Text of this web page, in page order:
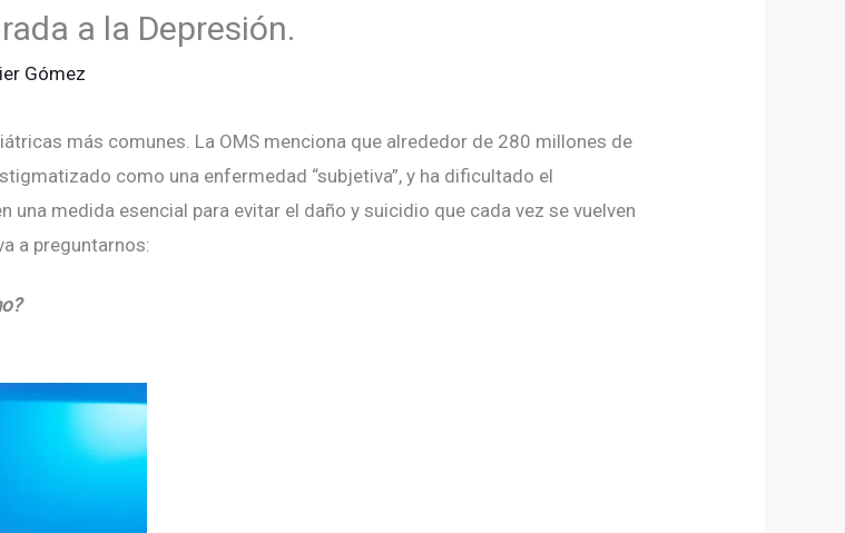
a la Depresión.
Gómez
más comunes. La OMS menciona que alrededor de 280 millones de
como una enfermedad “subjetiva”, y ha dificultado el
medida esencial para evitar el daño y suicidio que cada vez se vuelven
a preguntarnos: